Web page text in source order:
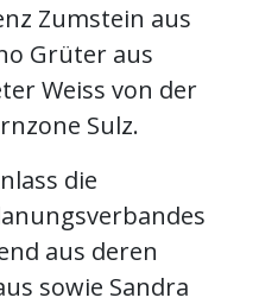
Zumstein aus
Grüter aus
Weiss von der
Sulz.
die
aus deren
sowie Sandra